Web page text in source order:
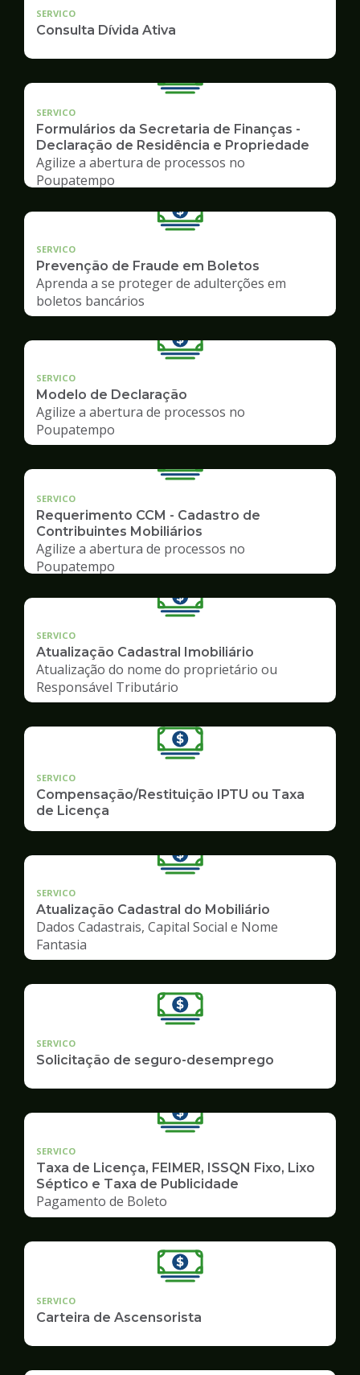
SERVICO
Consulta Dívida Ativa
SERVICO
Formulários da Secretaria de Finanças -
Declaração de Residência e Propriedade
Agilize a abertura de processos no
Poupatempo
SERVICO
Prevenção de Fraude em Boletos
Aprenda a se proteger de adulterções em
boletos bancários
SERVICO
Modelo de Declaração
Agilize a abertura de processos no
Poupatempo
SERVICO
Requerimento CCM - Cadastro de
Contribuintes Mobiliários
Agilize a abertura de processos no
Poupatempo
SERVICO
Atualização Cadastral Imobiliário
Atualização do nome do proprietário ou
Responsável Tributário
SERVICO
Compensação/Restituição IPTU ou Taxa
de Licença
SERVICO
Atualização Cadastral do Mobiliário
Dados Cadastrais, Capital Social e Nome
Fantasia
SERVICO
Solicitação de seguro-desemprego
SERVICO
Taxa de Licença, FEIMER, ISSQN Fixo, Lixo
Séptico e Taxa de Publicidade
Pagamento de Boleto
SERVICO
Carteira de Ascensorista